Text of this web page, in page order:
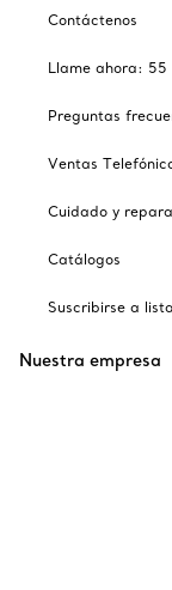
Contáctenos
Llame ahora: 55
Preguntas
Ventas
Cuidado y
Catálogos
Suscribirse a
Nuestra empresa